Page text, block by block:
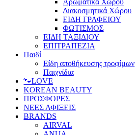
Αρωματικά Χώρου
Διακοσμητικά Χώρου
ΕΙΔΗ ΓΡΑΦΕΙΟΥ
ΦΩΤΙΣΜΟΣ
ΕΙΔΗ ΤΑΞΙΔΙΟΥ
ΕΠΙΤΡΑΠΕΖΙΑ
Παιδί
Είδη αποθήκευσης τροφίμων
Παιχνίδια
🐾LOVE
KOREAN BEAUTY
ΠΡΟΣΦΟΡΕΣ
ΝΕΕΣ ΑΦΙΞΕΙΣ
BRANDS
AIRVAL